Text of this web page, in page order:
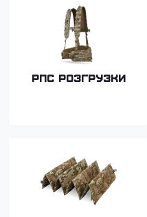
РПС Розгрузки